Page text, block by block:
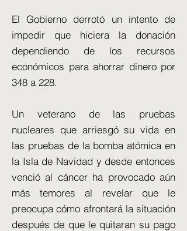
El Gobierno derrotó un intento de
impedir que hiciera la donación
dependiendo de los recursos
económicos para ahorrar dinero por
348 a 228.
Un veterano de las pruebas
nucleares que arriesgó su vida en
las pruebas de la bomba atómica en
la Isla de Navidad y desde entonces
venció al cáncer ha provocado aún
más temores al revelar que le
preocupa cómo afrontará la situación
después de que le quitaran su pago